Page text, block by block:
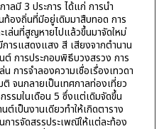
ลมี 3 ประการ ได้แก่ การนำ
ท้องถิ่นที่มีอยู่เดิมมาสืบทอด การ
ล่นที่สูญหายไปแล้วขึ้นมาจัดใหม่
ารแสดงแสง สี เสียงจากตำนาน
การประกอบพิธีบวงสรวง การ
การจำลองความเชื่อเรื่องเทวดา
จนกลายเป็นเทศกาลท่องเที่ยว
รมในเดือน 5 ซึ่งแต่เดิมจัดขึ้น
เป็นงานเดียวทำให้เกิดตาราง
ารจัดสรรประเพณีให้แต่ละท้อง